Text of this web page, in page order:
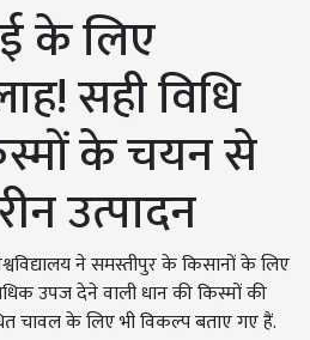
के लिए
सही विधि
के चयन से
उत्पादन
ने समस्तीपुर के किसानों के लिए
उपज देने वाली धान की किस्मों की
चावल के लिए भी विकल्प बताए गए हैं.